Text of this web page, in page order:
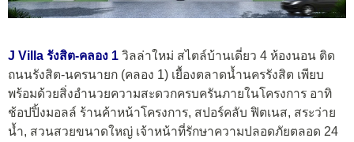
J Villa รังสิต-คลอง 1 วิลล่าใหม่ สไตล์บ้านเดี่ยว 4 ห้องนอน ติด
ถนนรังสิต-นครนายก (คลอง 1) เยื้องตลาดน้ำนครรังสิต เพียบ
พร้อมด้วยสิ่งอำนวยความสะดวกครบครันภายในโครงการ อาทิ
ช้อปปิ้งมอลล์ ร้านค้าหน้าโครงการ, สปอร์คลับ ฟิตเนส, สระว่าย
น้ำ, สวนสวยขนาดใหญ่ เจ้าหน้าที่รักษาความปลอดภัยตลอด 24